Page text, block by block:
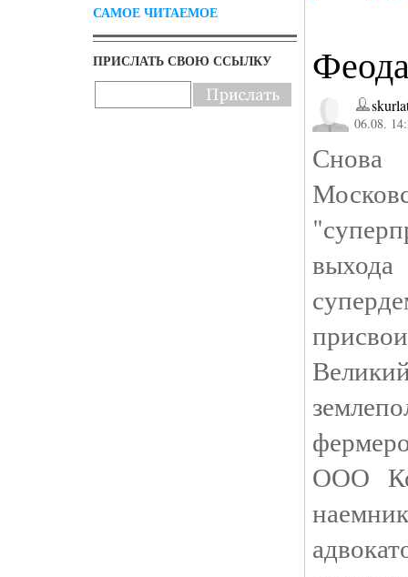
САМОЕ ЧИТАЕМОЕ
ПРИСЛАТЬ СВОЮ ССЫЛКУ
06.08.
ООО